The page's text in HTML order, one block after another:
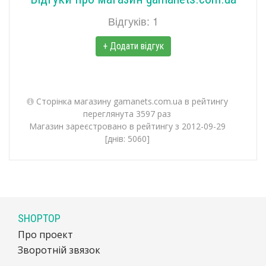
Відгуків: 1
+ Додати відгук
Сторінка магазину gamanets.com.ua в рейтингу
переглянута 3597 раз
Магазин зареєстровано в рейтингу з 2012-09-29
[днів: 5060]
SHOPTOP
Про проект
Зворотній звязок